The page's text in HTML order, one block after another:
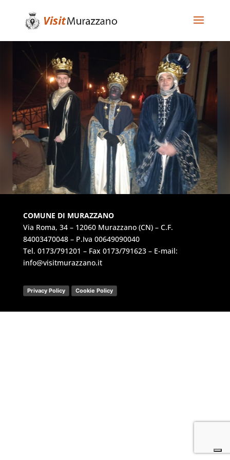
COMUNE DI MURAZZANO
Via Roma, 34 – 12060 Murazzano (CN) – C.F.
84003470048 – P.Iva 00649090040
Tel. 0173/791201 – Fax 0173/791623 – E-mail:
info@visitmurazzano.it
Privacy Policy Cookie Policy